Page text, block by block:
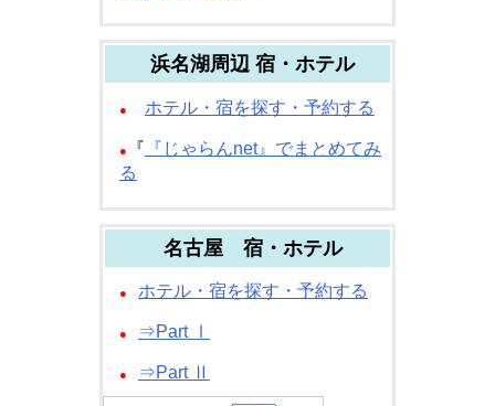
浜名湖周辺 宿・ホテル
● ホテル・宿を探す・予約する
● 『 『じゃらんnet』でまとめてみ
る
名古屋 宿・ホテル
● ホテル・宿を探す・予約する
● ⇒Part Ⅰ
● ⇒Part Ⅱ